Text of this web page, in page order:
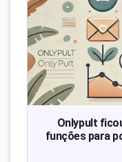
Onlypult
funções para